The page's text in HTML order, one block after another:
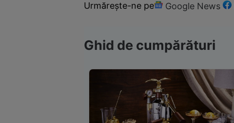
Urmărește-ne pe Google News
Ghid de cumpărături